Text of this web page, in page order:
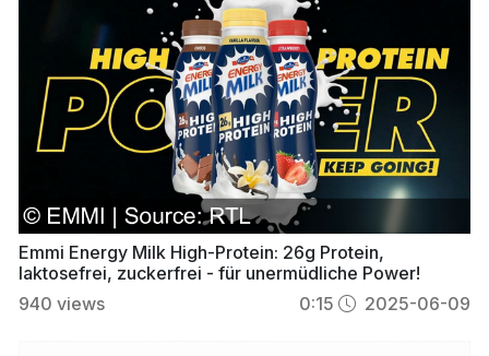
Emmi Energy Milk High-Protein: 26g Protein,
laktosefrei, zuckerfrei - für unermüdliche Power!
940 views 0:15 2025-06-09